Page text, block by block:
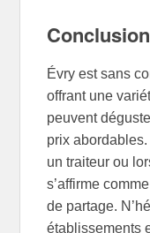
Conclusion
Évry est sans
offrant une
peuvent
prix
un traiteur ou
s’affirme
de partage.
établissements